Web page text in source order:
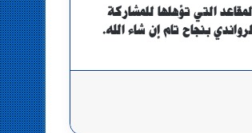
التي تؤهلها للمشاركة
بنجاح تام إن شاء الله.